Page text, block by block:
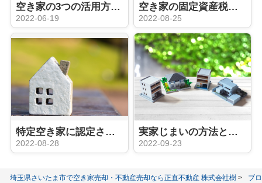
空き家の3つの活用方法！解体・修繕・売却の方法をご紹介
2022-06-19
空き家の固定資産税とは？計算方法と節税方法もご紹介！
2022-08-25
特定空き家に認定された場合のリスクと認定基準とは？
2022-08-28
実家じまいの方法とは？やっておいたほうが良い準備と処分方法
2022-09-23
埼玉県さいたま市で空き家売却・不動産売却なら正直不動産 株式会社樹 ブ